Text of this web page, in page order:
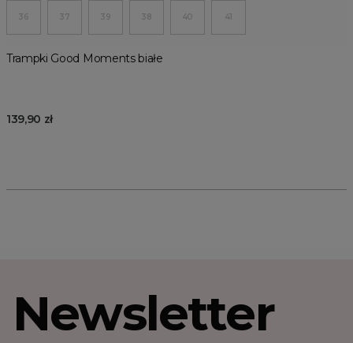
36 37 39 38 40 41
Trampki Good Moments białe
139,90 zł
Newsletter